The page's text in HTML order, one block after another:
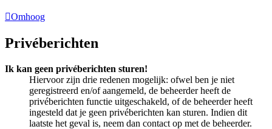
Omhoog
Privéberichten
Ik kan geen privéberichten sturen!
Hiervoor zijn drie redenen mogelijk: ofwel ben je niet
geregistreerd en/of aangemeld, de beheerder heeft de
privéberichten functie uitgeschakeld, of de beheerder heeft
ingesteld dat je geen privéberichten kan sturen. Indien dit
laatste het geval is, neem dan contact op met de beheerder.